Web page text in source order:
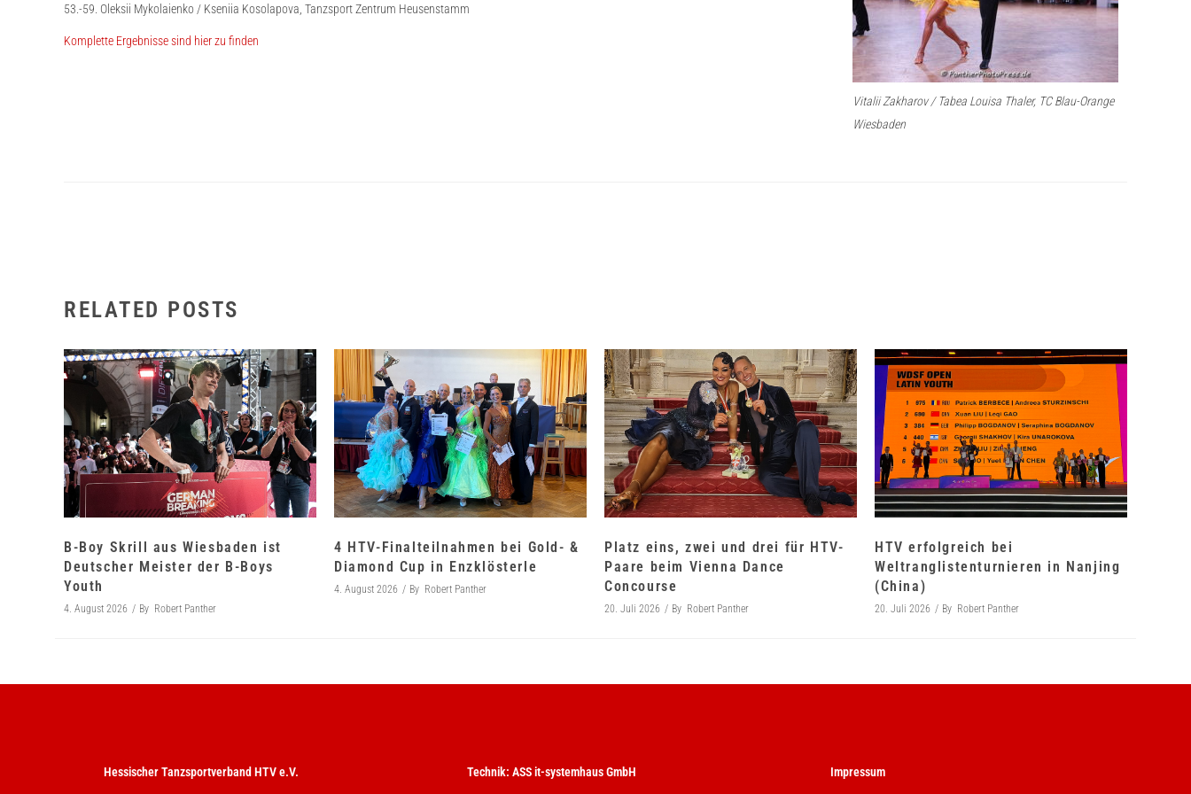
Vitalii Zakharov / Tabea Louisa Thaler, TC Blau-Orange
Wiesbaden
53.-59. Oleksii Mykolaienko / Kseniia Kosolapova, Tanzsport Zentrum Heusenstamm
Komplette Ergebnisse sind hier zu finden
RELATED POSTS
B-Boy Skrill aus Wiesbaden ist
Deutscher Meister der B-Boys
Youth
4. August 2026 By Robert Panther
4 HTV-Finalteilnahmen bei Gold- &
Diamond Cup in Enzklösterle
4. August 2026 By Robert Panther
Platz eins, zwei und drei für HTV-
Paare beim Vienna Dance
Concourse
20. Juli 2026 By Robert Panther
HTV erfolgreich bei
Weltranglistenturnieren in Nanjing
(China)
20. Juli 2026 By Robert Panther
Hessischer Tanzsportverband HTV e.V. Technik: ASS it-systemhaus GmbH Impressum